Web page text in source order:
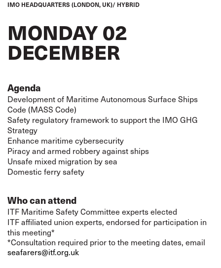
IMO HEADQUARTERS (LONDON, UK)/ HYBRID
MONDAY 02
DECEMBER
Agenda
Development of Maritime Autonomous Surface Ships
Code (MASS Code)
Safety regulatory framework to support the IMO GHG
Strategy
Enhance maritime cybersecurity
Piracy and armed robbery against ships
Unsafe mixed migration by sea
Domestic ferry safety
Who can attend
ITF Maritime Safety Committee experts elected
ITF affiliated union experts, endorsed for participation in
this meeting*
*Consultation required prior to the meeting dates, email
seafarers@itf.org.uk